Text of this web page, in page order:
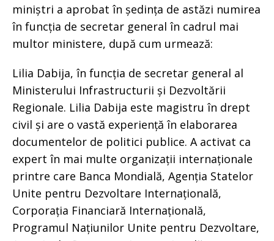
miniștri a aprobat în ședința de astăzi numirea
în funcția de secretar general în cadrul mai
multor ministere, după cum urmează:
Lilia Dabija, în funcția de secretar general al
Ministerului Infrastructurii și Dezvoltării
Regionale. Lilia Dabija este magistru în drept
civil și are o vastă experiență în elaborarea
documentelor de politici publice. A activat ca
expert în mai multe organizații internaționale
printre care Banca Mondială, Agenția Statelor
Unite pentru Dezvoltare Internațională,
Corporația Financiară Internațională,
Programul Națiunilor Unite pentru Dezvoltare,